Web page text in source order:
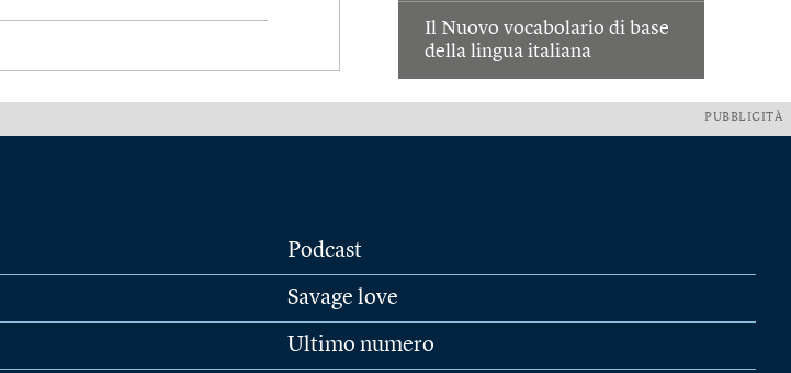
Il Nuovo vocabolario di base
della lingua italiana
PUBBLICITÀ
Podcast
Savage love
Ultimo numero